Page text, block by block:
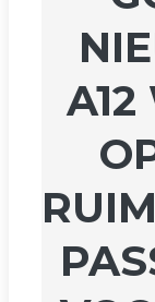
A12